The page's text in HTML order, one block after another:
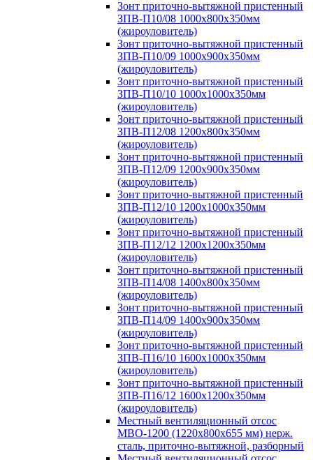
Зонт приточно-вытяжной пристенный
ЗПВ-П10/08 1000х800х350мм
(жироуловитель)
Зонт приточно-вытяжной пристенный
ЗПВ-П10/09 1000х900х350мм
(жироуловитель)
Зонт приточно-вытяжной пристенный
ЗПВ-П10/10 1000х1000х350мм
(жироуловитель)
Зонт приточно-вытяжной пристенный
ЗПВ-П12/08 1200х800х350мм
(жироуловитель)
Зонт приточно-вытяжной пристенный
ЗПВ-П12/09 1200х900х350мм
(жироуловитель)
Зонт приточно-вытяжной пристенный
ЗПВ-П12/10 1200х1000х350мм
(жироуловитель)
Зонт приточно-вытяжной пристенный
ЗПВ-П12/12 1200х1200х350мм
(жироуловитель)
Зонт приточно-вытяжной пристенный
ЗПВ-П14/08 1400х800х350мм
(жироуловитель)
Зонт приточно-вытяжной пристенный
ЗПВ-П14/09 1400х900х350мм
(жироуловитель)
Зонт приточно-вытяжной пристенный
ЗПВ-П16/10 1600х1000х350мм
(жироуловитель)
Зонт приточно-вытяжной пристенный
ЗПВ-П16/12 1600х1200х350мм
(жироуловитель)
Местный вентиляционный отсос
МВО-1200 (1220х800х655 мм) нерж.
сталь, приточно-вытяжной, разборный